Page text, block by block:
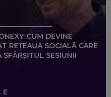
CUM DEVINE
REȚEAUA SOCIALĂ CARE
SESIUNII